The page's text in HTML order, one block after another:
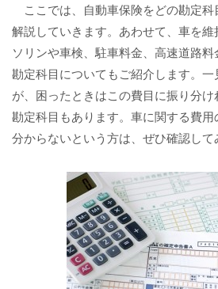
ここでは、自動車保険をどの勘定
解説していきます。あわせて、車を
ソリンや車検、駐車料金、高速道路
勘定科目についてもご紹介します。
が、困ったときはこの費目に振り分
勘定科目もあります。車に関する費用
分からないという方は、ぜひ確認して